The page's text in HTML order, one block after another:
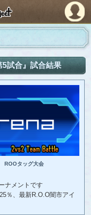
PandoraPartyProject
5試合』試合結果
ROOタッグ大会
ナメントです
％、最新R.O.O闇市アイ